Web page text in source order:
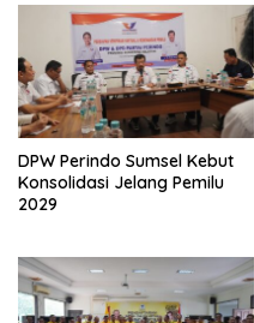
DPW Perindo Sumsel Kebut
Konsolidasi Jelang Pemilu
2029